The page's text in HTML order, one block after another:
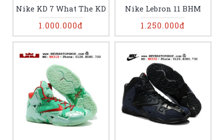
Nike KD 7 What The KD
1.000.000đ
Nike Lebron 11 BHM
1.250.000đ